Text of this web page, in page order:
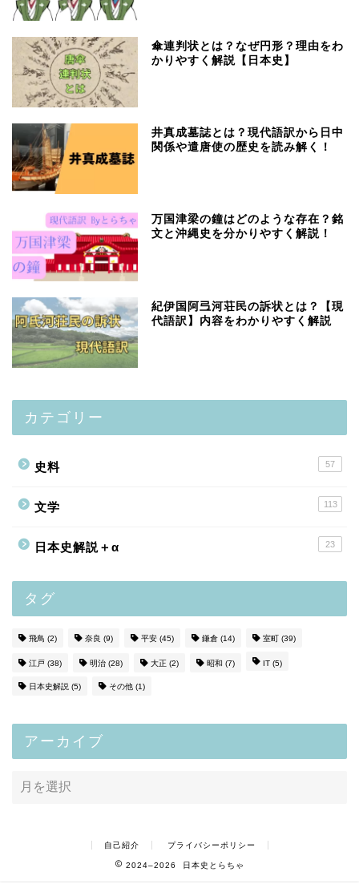
傘連判状とは？なぜ円形？理由をわ
かりやすく解説【日本史】
井真成墓誌とは？現代語訳から日中
関係や遣唐使の歴史を読み解く！
万国津梁の鐘はどのような存在？銘
文と沖縄史を分かりやすく解説！
紀伊国阿弖河荘民の訴状とは？【現
代語訳】内容をわかりやすく解説
カテゴリー
史料 57
文学 113
日本史解説＋α 23
タグ
飛鳥 (2) 奈良 (9) 平安 (45) 鎌倉 (14) 室町 (39)
江戸 (38) 明治 (28) 大正 (2) 昭和 (7) IT (5)
日本史解説 (5) その他 (1)
アーカイブ
自己紹介 プライバシーポリシー
2024–2026 日本史とらちゃ